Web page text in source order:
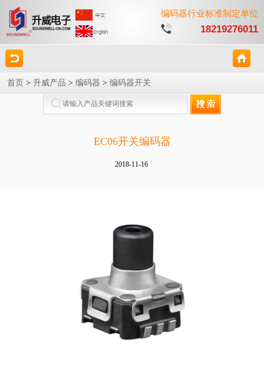
编码器行业标准制定单位
18219276011
首页 > 升威产品 > 编码器 > 编码器开关
EC06开关编码器
2018-11-16